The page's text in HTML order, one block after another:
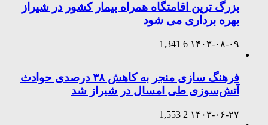
بزرگ ترین اقامتگاه همراه بیمار کشور در شیراز
بهره برداری می شود
۱۴۰۳-۰۸-۰۹ 6
1,341
فرهنگ سازی منجر به کاهش ۳۸ درصدی حوادث
آتش‌سوزی طی امسال در شیراز شد
۱۴۰۳-۰۶-۲۷ 2
1,553